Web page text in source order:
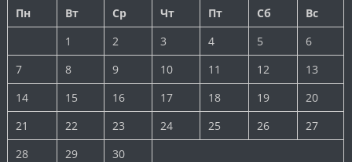
Пн
Вт Ср Чт Пт Сб
Вс
1
2 3 4 5
6
7
8 9 10 11 12
13
14
15 16 17 18 19
20
21
22 23 24 25 26
27
28
29 30